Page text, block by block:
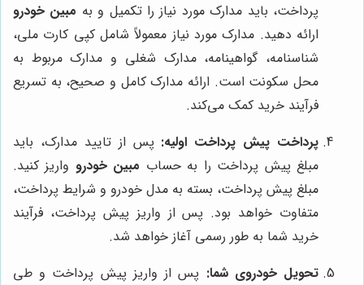
پرداخت، باید مدارک مورد نیاز را تکمیل و به مبین خودرو
ارائه دهید. مدارک مورد نیاز معمولاً شامل کپی کارت ملی،
شناسنامه، گواهینامه، مدارک شغلی و مدارک مربوط به
محل سکونت است. ارائه مدارک کامل و صحیح، به تسریع
فرآیند خرید کمک می‌کند.
پرداخت پیش پرداخت اولیه: پس از تایید مدارک، باید
مبلغ پیش پرداخت را به حساب مبین خودرو واریز کنید.
مبلغ پیش پرداخت، بسته به مدل خودرو و شرایط پرداخت،
متفاوت خواهد بود. پس از واریز پیش پرداخت، فرآیند
خرید شما به طور رسمی آغاز خواهد شد.
تحویل خودروی شما: پس از واریز پیش پرداخت و طی